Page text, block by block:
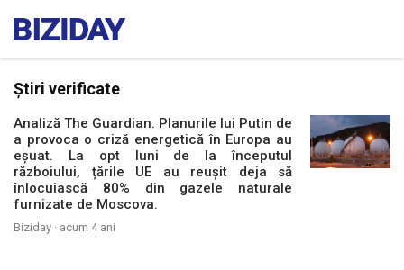
Știri verificate
Analiză The Guardian. Planurile lui Putin de
a provoca o criză energetică în Europa au
eșuat. La opt luni de la începutul
războiului, țările UE au reușit deja să
înlocuiască 80% din gazele naturale
furnizate de Moscova.
Biziday · acum 4 ani